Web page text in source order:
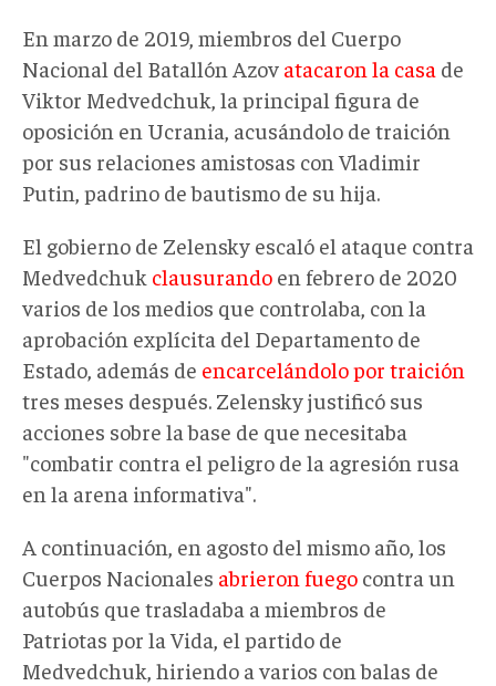
En marzo de 2019, miembros del Cuerpo
Nacional del Batallón Azov atacaron la casa de
Viktor Medvedchuk, la principal figura de
oposición en Ucrania, acusándolo de traición
por sus relaciones amistosas con Vladimir
Putin, padrino de bautismo de su hija.
El gobierno de Zelensky escaló el ataque contra
Medvedchuk clausurando en febrero de 2020
varios de los medios que controlaba, con la
aprobación explícita del Departamento de
Estado, además de encarcelándolo por traición
tres meses después. Zelensky justificó sus
acciones sobre la base de que necesitaba
"combatir contra el peligro de la agresión rusa
en la arena informativa".
A continuación, en agosto del mismo año, los
Cuerpos Nacionales abrieron fuego contra un
autobús que trasladaba a miembros de
Patriotas por la Vida, el partido de
Medvedchuk, hiriendo a varios con balas de